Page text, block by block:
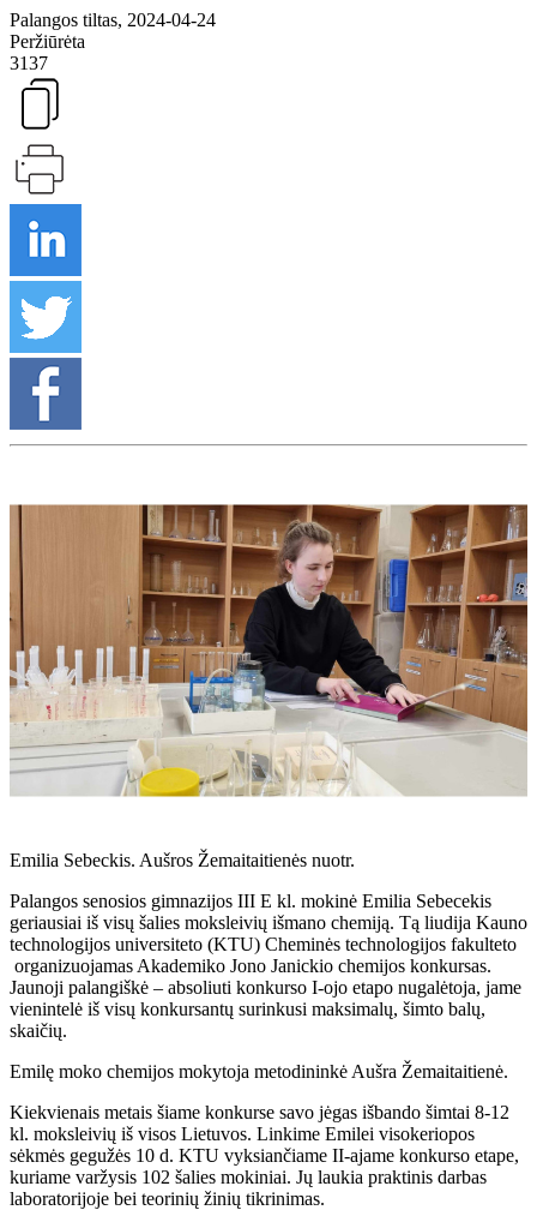
Palangos tiltas, 2024-04-24
Peržiūrėta
3137
Emilia Sebeckis. Aušros Žemaitaitienės nuotr.
Palangos senosios gimnazijos III E kl. mokinė Emilia Sebecekis
geriausiai iš visų šalies moksleivių išmano chemiją. Tą liudija Kauno
technologijos universiteto (KTU) Cheminės technologijos fakulteto
organizuojamas Akademiko Jono Janickio chemijos konkursas.
Jaunoji palangiškė – absoliuti konkurso I-ojo etapo nugalėtoja, jame
vienintelė iš visų konkursantų surinkusi maksimalų, šimto balų,
skaičių.
Emilę moko chemijos mokytoja metodininkė Aušra Žemaitaitienė.
Kiekvienais metais šiame konkurse savo jėgas išbando šimtai 8-12
kl. moksleivių iš visos Lietuvos. Linkime Emilei visokeriopos
sėkmės gegužės 10 d. KTU vyksiančiame II-ajame konkurso etape,
kuriame varžysis 102 šalies mokiniai. Jų laukia praktinis darbas
laboratorijoje bei teorinių žinių tikrinimas.